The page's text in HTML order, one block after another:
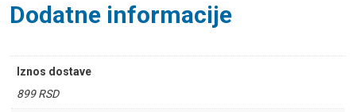
Dodatne informacije
Iznos dostave
899 RSD